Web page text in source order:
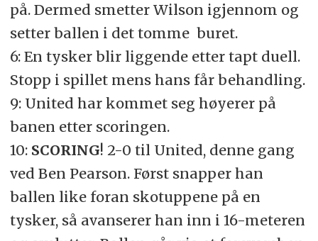
på. Dermed smetter Wilson igjennom og
setter ballen i det tomme buret.
6: En tysker blir liggende etter tapt duell.
Stopp i spillet mens hans får behandling.
9: United har kommet seg høyerer på
banen etter scoringen.
10: SCORING! 2-0 til United, denne gang
ved Ben Pearson. Først snapper han
ballen like foran skotuppene på en
tysker, så avanserer han inn i 16-meteren